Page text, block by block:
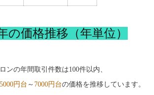
の価格推移（年単位）
ンの年間取引件数は100件以内、
5000円台 ～ 7000円台の価格を推移しています。